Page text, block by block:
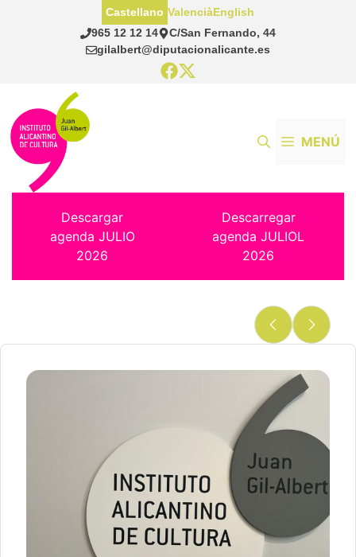
965 12 12 14
C/San Fernando, 44
gilalbert@diputacionalicante.es
Castellano ValenciàEnglish
MENÚ
Descargar
agenda JULIO
2026
Descarregar
agenda JULIOL
2026